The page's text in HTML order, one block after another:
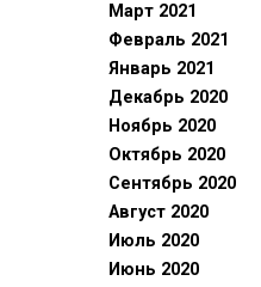
Март 2021
Февраль 2021
Январь 2021
Декабрь 2020
Ноябрь 2020
Октябрь 2020
Сентябрь 2020
Август 2020
Июль 2020
Июнь 2020